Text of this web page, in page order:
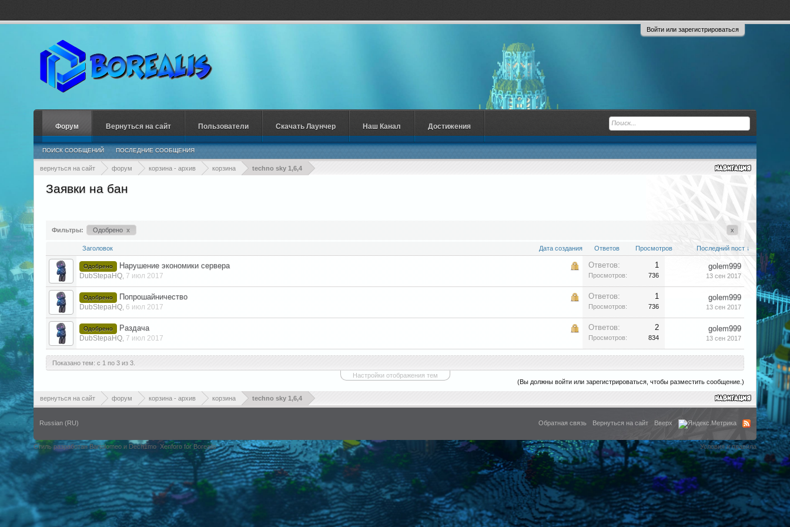
Войти или зарегистрироваться
вернуться на сайт форум корзина - архив корзина techno sky 1,6,4
Заявки на бан
Фильтры: Одобрено x x
Заголовок Дата создания Ответов Просмотров Последний пост ↓
Одобрено Нарушение экономики сервера
DubStepaHQ 7 июл 2017
Ответов: 1
Просмотров: 736
golem999
13 сен 2017
Одобрено Попрошайничество
DubStepaHQ 6 июл 2017
Ответов: 1
Просмотров: 736
golem999
13 сен 2017
Одобрено Раздача
DubStepaHQ 7 июл 2017
Ответов: 2
Просмотров: 834
golem999
13 сен 2017
Показано тем: с 1 по 3 из 3.
Настройки отображения тем
(Вы должны войти или зарегистрироваться, чтобы разместить сообщение.)
вернуться на сайт форум корзина - архив корзина techno sky 1,6,4
Форум
ПОИСК СООБЩЕНИЙ ПОСЛЕДНИЕ СООБЩЕНИЯ
Вернуться на сайт Пользователи Скачать Лаунчер Наш Канал Достижения
Russian (RU) Обратная связь Вернуться на сайт Вверх
Стиль разработан Bartolomeo и Dech1mo Xenforo for Borealis Условия и правила